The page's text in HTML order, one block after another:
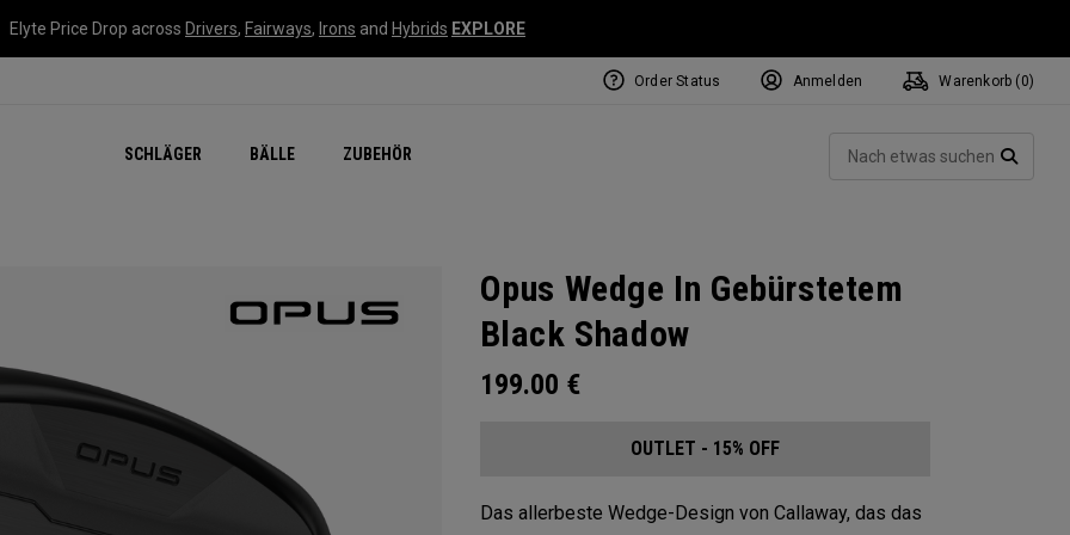
Elyte Price Drop across Drivers, Fairways, Irons and Hybrids EXPLORE
SCHLÄGER BÄLLE ZUBEHÖR
Order Status Anmelden Warenkorb ( 0)
Opus Wedge In Gebürstetem
Black Shadow
199.00 €
OUTLET - 15% OFF
Das allerbeste Wedge-Design von Callaway, das das